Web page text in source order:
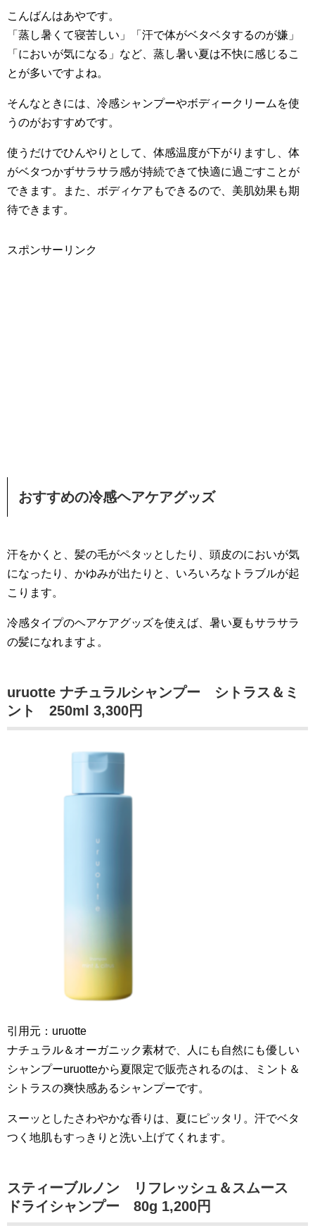
こんばんはあやです。
「蒸し暑くて寝苦しい」「汗で体がベタベタするのが嫌」
「においが気になる」など、蒸し暑い夏は不快に感じるこ
とが多いですよね。
そんなときには、冷感シャンプーやボディークリームを使
うのがおすすめです。
使うだけでひんやりとして、体感温度が下がりますし、体
がベタつかずサラサラ感が持続できて快適に過ごすことが
できます。また、ボディケアもできるので、美肌効果も期
待できます。
スポンサーリンク
おすすめの冷感ヘアケアグッズ
汗をかくと、髪の毛がペタッとしたり、頭皮のにおいが気
になったり、かゆみが出たりと、いろいろなトラブルが起
こります。
冷感タイプのヘアケアグッズを使えば、暑い夏もサラサラ
の髪になれますよ。
uruotte ナチュラルシャンプー シトラス＆ミ
ント 250ml 3,300円
引用元：uruotte
ナチュラル＆オーガニック素材で、人にも自然にも優しい
シャンプーuruotteから夏限定で販売されるのは、ミント＆
シトラスの爽快感あるシャンプーです。
スーッとしたさわやかな香りは、夏にピッタリ。汗でベタ
つく地肌もすっきりと洗い上げてくれます。
スティーブルノン リフレッシュ＆スムース
ドライシャンプー 80g 1,200円